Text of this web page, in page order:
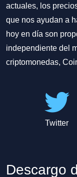
actuales, los
que nos ayudan a
hoy en día son
independiente del
criptomonedas,
Twitter
Descargo